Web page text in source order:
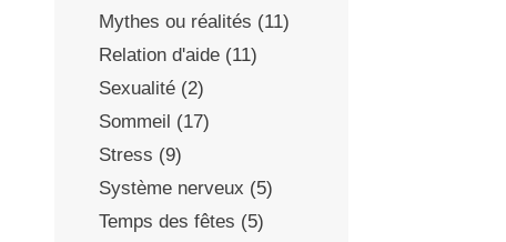
Mythes ou réalités (11)
Relation d'aide (11)
Sexualité (2)
Sommeil (17)
Stress (9)
Système nerveux (5)
Temps des fêtes (5)